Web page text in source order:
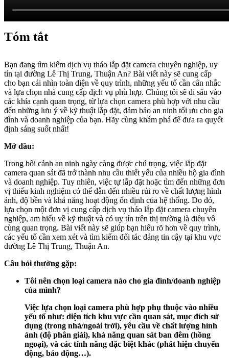
Tóm tắt
Bạn đang tìm kiếm dịch vụ tháo lắp đặt camera chuyên nghiệp, uy
tín tại đường Lê Thị Trung, Thuận An? Bài viết này sẽ cung cấp
cho bạn cái nhìn toàn diện về quy trình, những yếu tố cần cân nhắc
và lựa chọn nhà cung cấp dịch vụ phù hợp. Chúng tôi sẽ đi sâu vào
các khía cạnh quan trọng, từ lựa chọn camera phù hợp với nhu cầu
đến những lưu ý về kỹ thuật lắp đặt, đảm bảo an ninh tối ưu cho gia
đình và doanh nghiệp của bạn. Hãy cùng khám phá để đưa ra quyết
định sáng suốt nhất!
Mở đầu:
Trong bối cảnh an ninh ngày càng được chú trọng, việc lắp đặt
camera quan sát đã trở thành nhu cầu thiết yếu của nhiều hộ gia đình
và doanh nghiệp. Tuy nhiên, việc tự lắp đặt hoặc tìm đến những đơn
vị thiếu kinh nghiệm có thể dẫn đến nhiều rủi ro về chất lượng hình
ảnh, độ bền và khả năng hoạt động ổn định của hệ thống. Do đó,
lựa chọn một đơn vị cung cấp dịch vụ tháo lắp đặt camera chuyên
nghiệp, am hiểu về kỹ thuật và có uy tín trên thị trường là điều vô
cùng quan trọng. Bài viết này sẽ giúp bạn hiểu rõ hơn về quy trình,
các yếu tố cần xem xét và tìm kiếm đối tác đáng tin cậy tại khu vực
đường Lê Thị Trung, Thuận An.
Câu hỏi thường gặp:
Tôi nên chọn loại camera nào cho gia đình/doanh nghiệp
của mình?
Việc lựa chọn loại camera phù hợp phụ thuộc vào nhiều
yếu tố như: diện tích khu vực cần quan sát, mục đích sử
dụng (trong nhà/ngoài trời), yêu cầu về chất lượng hình
ảnh (độ phân giải), khả năng quan sát ban đêm (hồng
ngoại), và các tính năng đặc biệt khác (phát hiện chuyển
động, báo động…).